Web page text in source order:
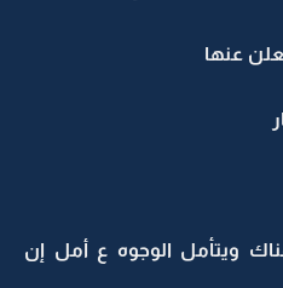
ويتأمل الوجوه ع أمل إن